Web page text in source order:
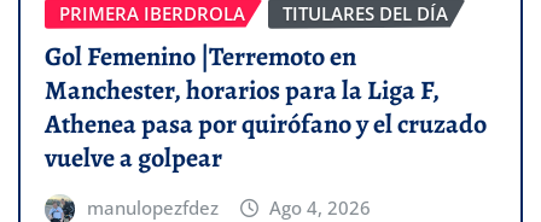
PRIMERA IBERDROLA
TITULARES DEL DÍA
Gol Femenino |Terremoto en
Manchester, horarios para la Liga F,
Athenea pasa por quirófano y el cruzado
vuelve a golpear
manulopezfdez Ago 4, 2026